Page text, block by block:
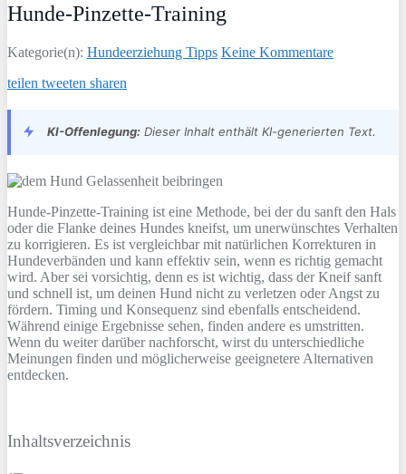
Hunde-Pinzette-Training
Kategorie(n): Hundeerziehung Tipps Keine Kommentare
teilen tweeten sharen
KI-Offenlegung: Dieser Inhalt enthält KI-generierten Text.
Hunde-Pinzette-Training ist eine Methode, bei der du sanft den Hals
oder die Flanke deines Hundes kneifst, um unerwünschtes Verhalten
zu korrigieren. Es ist vergleichbar mit natürlichen Korrekturen in
Hundeverbänden und kann effektiv sein, wenn es richtig gemacht
wird. Aber sei vorsichtig, denn es ist wichtig, dass der Kneif sanft
und schnell ist, um deinen Hund nicht zu verletzen oder Angst zu
fördern. Timing und Konsequenz sind ebenfalls entscheidend.
Während einige Ergebnisse sehen, finden andere es umstritten.
Wenn du weiter darüber nachforscht, wirst du unterschiedliche
Meinungen finden und möglicherweise geeignetere Alternativen
entdecken.
Inhaltsverzeichnis